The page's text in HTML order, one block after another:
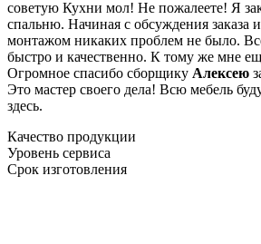
советую Кухни мол! Не пожалеете! Я
спальню. Начиная с обсуждения заказа
монтажом никаких проблем не было.
быстро и качественно. К тому же мне
Огромное спасибо сборщику Алексею
Это мастер своего дела! Всю мебель
здесь.
Качество продукции
Уровень сервиса
Срок изготовления